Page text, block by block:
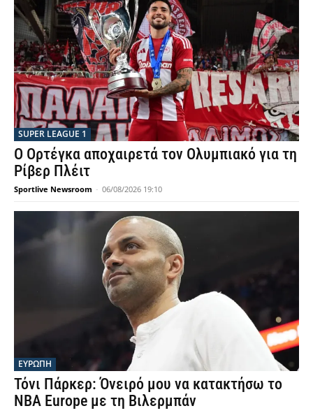
SUPER LEAGUE 1
Ο Ορτέγκα αποχαιρετά τον Ολυμπιακό για τη
Ρίβερ Πλέιτ
Sportlive Newsroom - 06/08/2026 19:10
ΕΥΡΩΠΗ
Τόνι Πάρκερ: Όνειρό μου να κατακτήσω το
NBA Europe με τη Βιλερμπάν